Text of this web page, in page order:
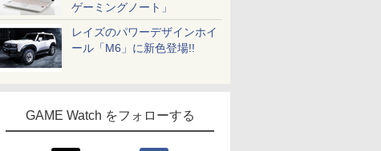
ゲーミングノート」
レイズのパワーデザインホイ
ール「M6」に新色登場!!
GAME Watch をフォローする